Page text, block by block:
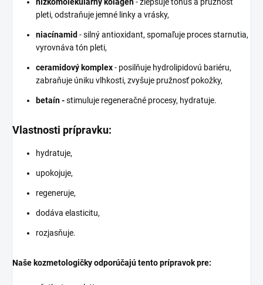
pleti, odstraňuje jemné linky a vrásky,
niacínamid - silný antioxidant, spomaľuje proces starnutia,
vyrovnáva tón pleti,
ceramidový komplex- posilňuje hydrolipidovú bariéru,
zabraňuje úniku vlhkosti, zvyšuje pružnosť pokožky,
betaín -stimuluje regeneračné procesy, hydratuje.
Vlastnosti prípravku:
hydratuje,
upokojuje,
regeneruje,
dodáva elasticitu,
rozjasňuje.
Naše kozmetologičky odporúčajú tento prípravok pre: